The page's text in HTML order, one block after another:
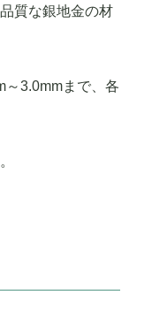
質な銀地金の材
～3.0mmまで、各